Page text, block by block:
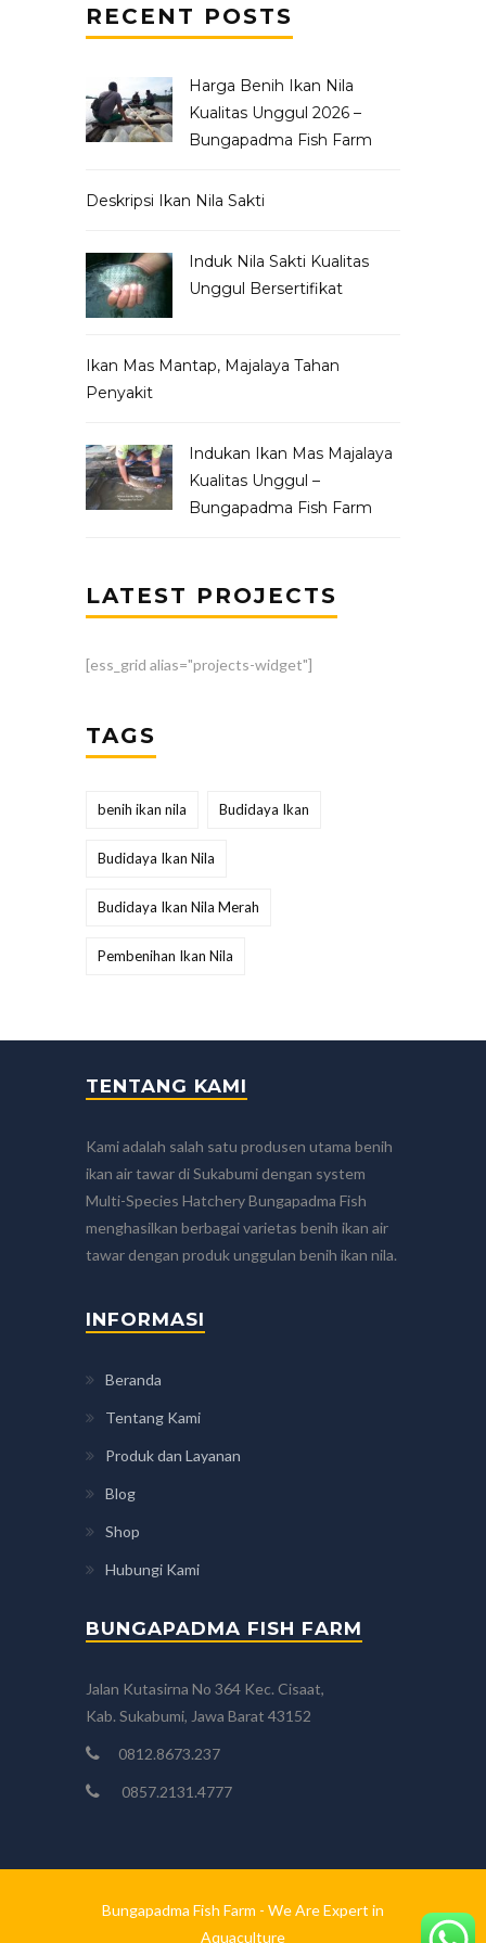
RECENT POSTS
Harga Benih Ikan Nila
Kualitas Unggul 2026 –
Bungapadma Fish Farm
Deskripsi Ikan Nila Sakti
Induk Nila Sakti Kualitas
Unggul Bersertifikat
Ikan Mas Mantap, Majalaya Tahan
Penyakit
Indukan Ikan Mas Majalaya
Kualitas Unggul –
Bungapadma Fish Farm
LATEST PROJECTS
[ess_grid alias="projects-widget"]
TAGS
benih ikan nila Budidaya Ikan
Budidaya Ikan Nila
Budidaya Ikan Nila Merah
Pembenihan Ikan Nila
TENTANG KAMI
Kami adalah salah satu produsen utama benih
ikan air tawar di Sukabumi dengan system
Multi-Species Hatchery Bungapadma Fish
menghasilkan berbagai varietas benih ikan air
tawar dengan produk unggulan benih ikan nila.
INFORMASI
Beranda
Tentang Kami
Produk dan Layanan
Blog
Shop
Hubungi Kami
BUNGAPADMA FISH FARM
Jalan Kutasirna No 364 Kec. Cisaat,
Kab. Sukabumi, Jawa Barat 43152
0812.8673.237
0857.2131.4777
Bungapadma Fish Farm - We Are Expert in
Aquaculture